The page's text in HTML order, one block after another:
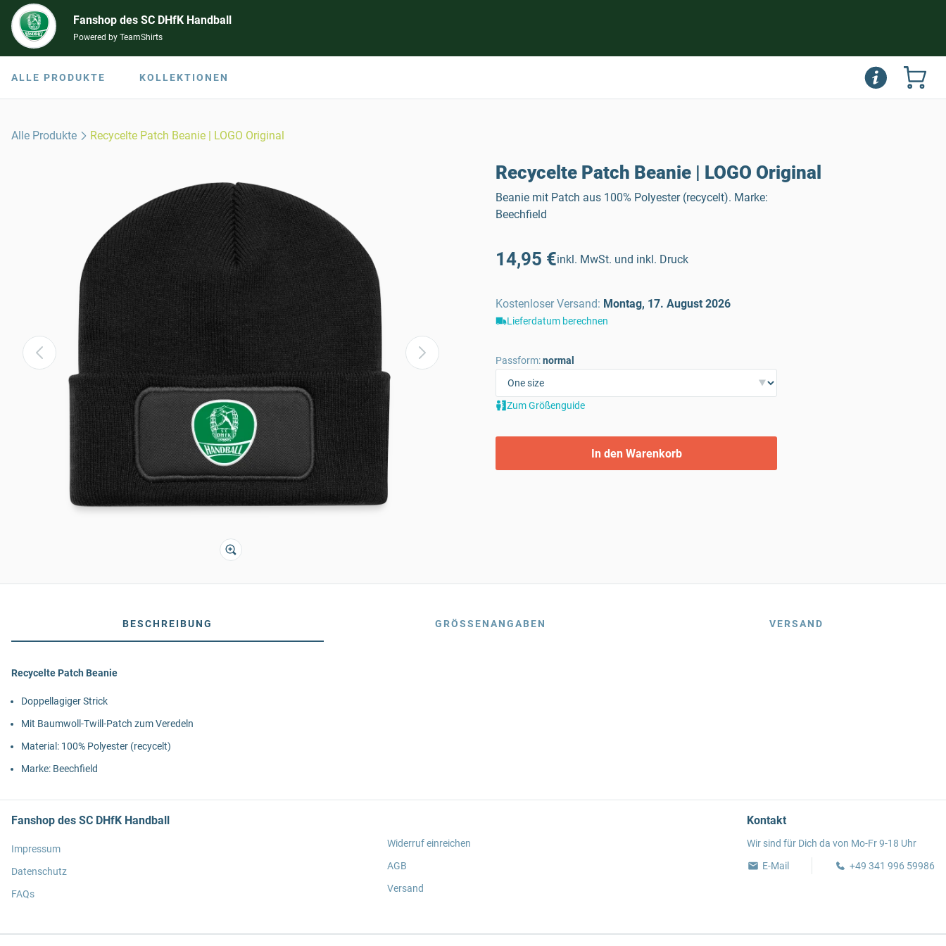
Fanshop des SC DHfK Handball
Powered by TeamShirts
ALLE PRODUKTE KOLLEKTIONEN
Alle Produkte Recycelte Patch Beanie | LOGO Original
Recycelte Patch Beanie | LOGO Original
Beanie mit Patch aus 100% Polyester (recycelt). Marke:
Beechfield
14,95 €inkl. MwSt. und inkl. Druck
Kostenloser Versand: Montag, 17. August 2026
Lieferdatum berechnen
Passform:normal
Zum Größenguide
In den Warenkorb
BESCHREIBUNG GRÖSSENANGABEN VERSAND
Recycelte Patch Beanie
Doppellagiger Strick
Mit Baumwoll-Twill-Patch zum Veredeln
Material: 100% Polyester (recycelt)
Marke: Beechfield
Fanshop des SC DHfK Handball
Impressum
Datenschutz
FAQs
Widerruf einreichen
AGB
Versand
Kontakt
Wir sind für Dich da von Mo-Fr 9-18 Uhr
E-Mail
+49 341 996 59986